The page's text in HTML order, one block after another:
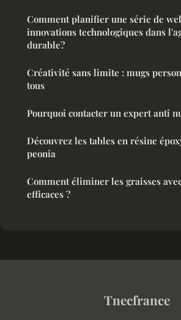
Comment planifier une série de
innovations technologiques dans
durable?
Créativité sans limite : mugs
tous
Pourquoi contacter un expert anti
Découvrez les tables en résine
peonia
Comment éliminer les graisses
efficaces ?
Tnecfrance